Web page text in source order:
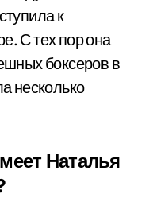
к
С тех пор она
боксеров в
несколько
Наталья